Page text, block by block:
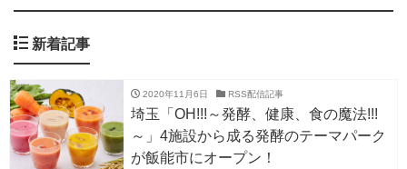
新着記事
2020年11月6日 RSS配信記事
埼玉「OH!!!～発酵、健康、食の魔法!!!
～」4施設から成る発酵のテーマパーク
が飯能市にオープン！